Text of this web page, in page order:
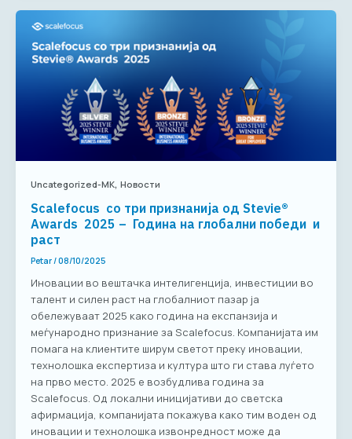
Uncategorized-MK, Новости
Scalefocus со три признанија од Stevie®
Awards 2025 – Година на глобални победи и
раст
Petar /08/10/2025
Иновации во вештачка интелигенција, инвестиции во
талент и силен раст на глобалниот пазар ја
обележуваат 2025 како година на експанзија и
меѓународно признание за Scalefocus. Компанијата им
помага на клиентите ширум светот преку иновации,
технолошка експертиза и култура што ги става луѓето
на прво место. 2025 е возбудлива година за
Scalefocus. Од локални иницијативи до светска
афирмација, компанијата покажува како тим воден од
иновации и технолошка извонредност може да